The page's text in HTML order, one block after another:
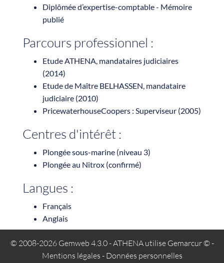
Diplômée d’expertise-comptable - Mémoire
publié
Parcours professionnel :
Etude ATHENA, mandataires judiciaires
(2014)
Etude de Maître BELHASSEN, mandataire
judiciaire (2010)
PricewaterhouseCoopers : Superviseur (2005)
Centres d'intérêt :
Plongée sous-marine (niveau 3)
Plongée au Nitrox (confirmé)
Langues :
Français
Anglais
© 2008-2026 Gemweb 4.3.0- ATHENA utilise Gemarcur ©-
Mentions légales - Données personnelles